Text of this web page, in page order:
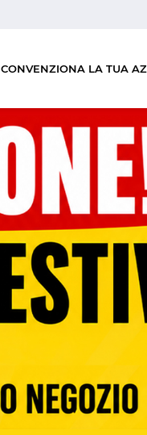
CONVENZIONA LA TUA